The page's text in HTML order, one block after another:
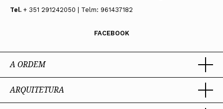
Tel. + 351 291242050 | Telm: 961437182
FACEBOOK
A ORDEM
Ordem dos Arquitectos
Sobre a OA
ARQUITETURA